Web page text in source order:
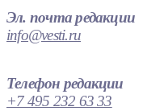
Эл. почта редакции
info@vesti.ru
Телефон редакции
+7 495 232 63 33